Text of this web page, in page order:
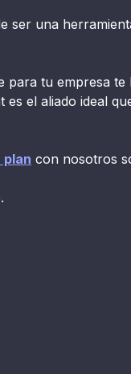
ser una
tu empresa
el aliado ideal
plan con nosotros